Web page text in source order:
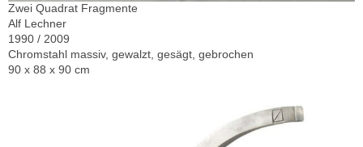
Zwei Quadrat Fragmente
Alf Lechner
1990 / 2009
Chromstahl massiv, gewalzt, gesägt, gebrochen
90 x 88 x 90 cm